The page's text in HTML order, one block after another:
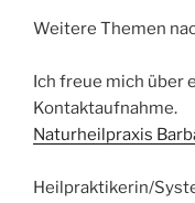
Weitere Themen
Ich freue mich über
Kontaktaufnahme.
Naturheilpraxis
Heilpraktikerin/